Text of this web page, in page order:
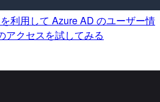
利用して Azure AD のユーザー情
アクセスを試してみる